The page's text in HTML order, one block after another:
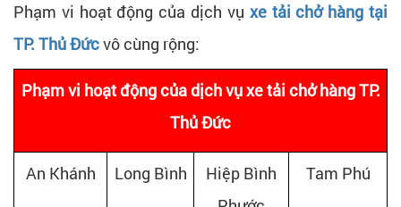
Phạm vi hoạt động của dịch vụ xe tải chở hàng tại
TP. Thủ Đứcvô cùng rộng:
Phạm vi hoạt động của dịch vụ xe tải chở hàng TP.
Thủ Đức
An Khánh Long Bình
Hiệp Bình
Tam Phú